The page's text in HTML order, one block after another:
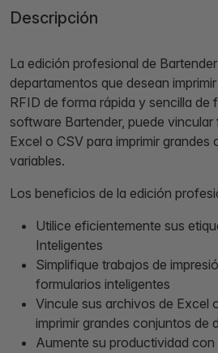
Descripción
La edición profesional de
departamentos que desean
RFID de forma rápida y sencilla de
software Bartender, puede
Excel o CSV para imprimir grandes
variables.
Los beneficios de la edición
Utilice eficientemente sus
Inteligentes
Simplifique trabajos de
formularios inteligentes
Vincule sus archivos de Excel
imprimir grandes conjuntos de
Aumente su productividad